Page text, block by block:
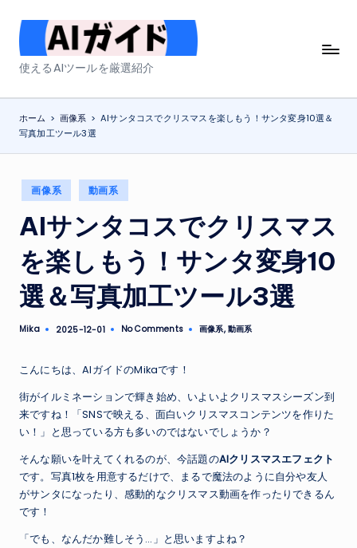
Skip
content
A
ガ
イ
使えるAIツールを厳選紹介
ホーム > 画像系 > AIサンタコスでクリスマスを楽しもう！サンタ変身10選＆
写真加工ツール3選
Posted
in
画像系 動画系
AIサンタコスでクリスマス
を楽しもう！サンタ変身10
選＆写真加工ツール3選
Posted
Mika 2025-12-01 No Comments
Posted
画像系,動画系
こんにちは、AIガイドのMikaです！
街がイルミネーションで輝き始め、いよいよクリスマスシーズン到
来ですね！「SNSで映える、面白いクリスマスコンテンツを作りた
い！」と思っている方も多いのではないでしょうか？
そんな願いを叶えてくれるのが、今話題のAIクリスマスエフェクト
です。写真1枚を用意するだけで、まるで魔法のように自分や友人
がサンタになったり、感動的なクリスマス動画を作ったりできるん
です！
「でも、なんだか難しそう…」と思いますよね？